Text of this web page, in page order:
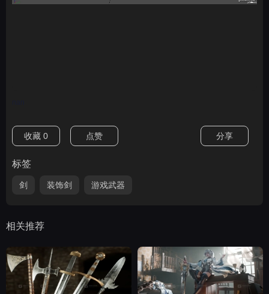
收藏 0 点赞 分享
标签
剑 装饰剑 游戏武器
相关推荐